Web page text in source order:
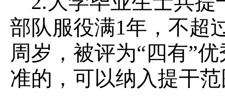
部队服役满1年，不超
周岁，被评为“四有”
准的，可以纳入提干